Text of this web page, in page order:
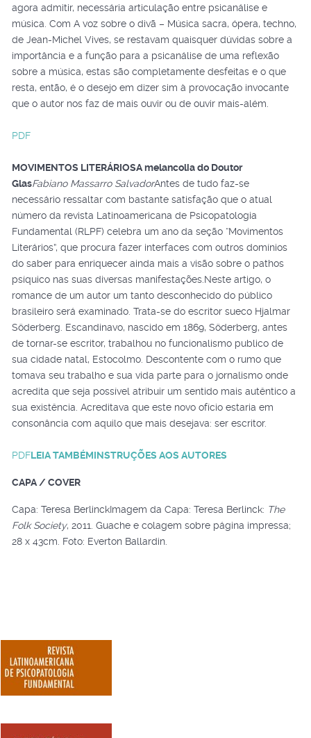
agora admitir, necessária articulação entre psicanálise e
música. Com A voz sobre o divã – Música sacra, ópera, techno,
de Jean-Michel Vives, se restavam quaisquer dúvidas sobre a
importância e a função para a psicanálise de uma reflexão
sobre a música, estas são completamente desfeitas e o que
resta, então, é o desejo em dizer sim à provocação invocante
que o autor nos faz de mais ouvir ou de ouvir mais-além.
PDF
MOVIMENTOS LITERÁRIOSA melancolia do Doutor
GlasFabiano Massarro SalvadorAntes de tudo faz-se
necessário ressaltar com bastante satisfação que o atual
número da revista Latinoamericana de Psicopatologia
Fundamental (RLPF) celebra um ano da seção “Movimentos
Literários”, que procura fazer interfaces com outros domínios
do saber para enriquecer ainda mais a visão sobre o pathos
psíquico nas suas diversas manifestações.Neste artigo, o
romance de um autor um tanto desconhecido do público
brasileiro será examinado. Trata-se do escritor sueco Hjalmar
Söderberg. Escandinavo, nascido em 1869, Söderberg, antes
de tornar-se escritor, trabalhou no funcionalismo publico de
sua cidade natal, Estocolmo. Descontente com o rumo que
tomava seu trabalho e sua vida parte para o jornalismo onde
acredita que seja possível atribuir um sentido mais autêntico a
sua existência. Acreditava que este novo ofício estaria em
consonância com aquilo que mais desejava: ser escritor.
PDFLEIA TAMBÉMINSTRUÇÕES AOS AUTORES
CAPA / COVER
Capa: Teresa BerlinckImagem da Capa: Teresa Berlinck: The
Folk Society, 2011. Guache e colagem sobre página impressa;
28 x 43cm. Foto: Everton Ballardin.